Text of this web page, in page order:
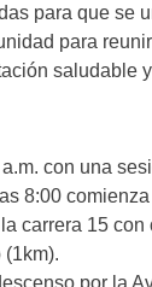
para que se
para
saludable
a.m. con una
8:00
carrera 15
(1km).
por la